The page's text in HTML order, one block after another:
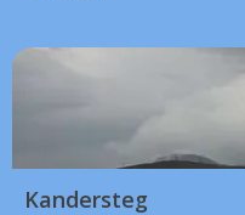
Kandersteg